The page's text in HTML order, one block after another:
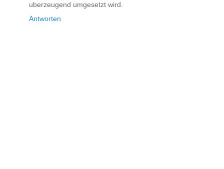
uberzeugend umgesetzt wird.
Antworten